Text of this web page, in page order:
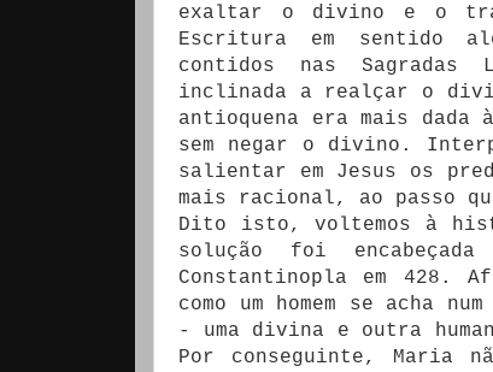
exaltar o divino e o
Escritura em sentido
contidos nas
inclinada a realçar o
antioquena era mais
sem negar o divino.
salientar em Jesus os
mais racional, ao passo
Dito isto, voltemos à
solução foi
Constantinopla em 428.
como um homem se acha
- uma divina e outra
Por conseguinte, Maria